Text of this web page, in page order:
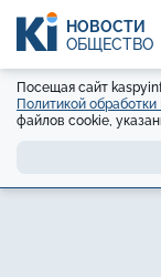
НОВОСТИ
ОБЩЕСТВО
Посещая сайт
Политикой
файлов cookie,